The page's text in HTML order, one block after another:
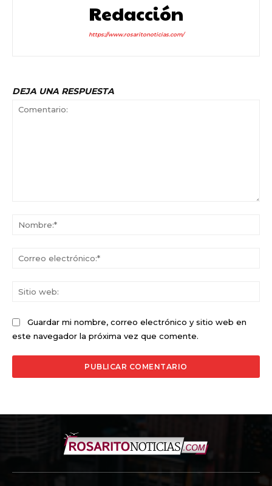
Redacción
https://www.rosaritonoticias.com/
DEJA UNA RESPUESTA
Guardar mi nombre, correo electrónico y sitio web en
este navegador la próxima vez que comente.